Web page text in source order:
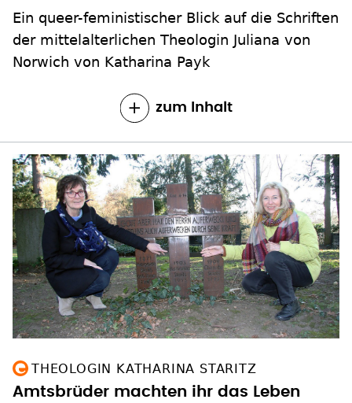
Ein queer-feministischer Blick auf die Schriften
der mittelalterlichen Theologin Juliana von
Norwich von Katharina Payk
zum Inhalt
THEOLOGIN KATHARINA STARITZ
Amtsbrüder machten ihr das Leben